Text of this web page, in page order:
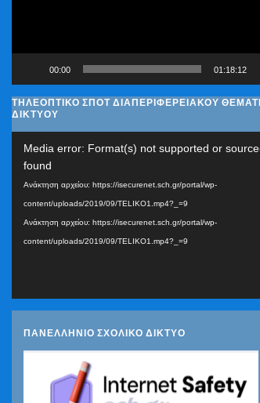
00:00 01:18:12
ΤΗΛΕΟΠΤΙΚΟ ΣΠΟΤ ΔΙΑΠΕΡΙΦΕΡΕΙΑΚΟΥ
ΔΙΚΤΥΟΥ
Αναπαραγωγής
Media error: Format(s) not supported or
found
Ανάκτηση αρχείου: https://isecurenet.sch.gr/portal/wp-
content/uploads/2019/09/TELIKO1.mp4?_=9
Ανάκτηση αρχείου: https://isecurenet.sch.gr/portal/wp-
content/uploads/2019/09/TELIKO1.mp4?_=9
ΠΑΝΕΛΛΗΝΙΟ ΣΧΟΛΙΚΟ ΔΙΚΤΥΟ